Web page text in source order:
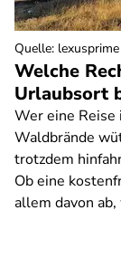
Welche
Urlaubsort
Wer eine Reise
Waldbrände
trotzdem
Ob eine
allem davon
Quelle: